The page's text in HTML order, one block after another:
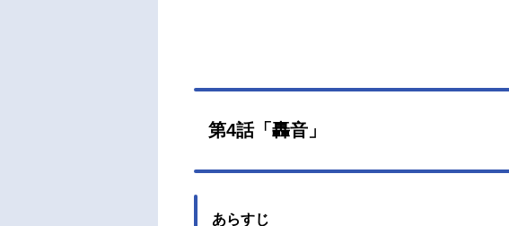
年マガジン」所載）
第4話「轟音」
あらすじ